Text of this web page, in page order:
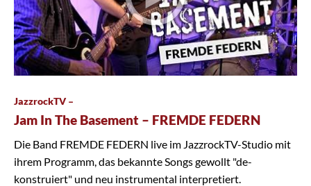
JazzrockTV –
Jam In The Basement – FREMDE FEDERN
Die Band FREMDE FEDERN live im JazzrockTV-Studio mit
ihrem Programm, das bekannte Songs gewollt "de-
konstruiert" und neu instrumental interpretiert.